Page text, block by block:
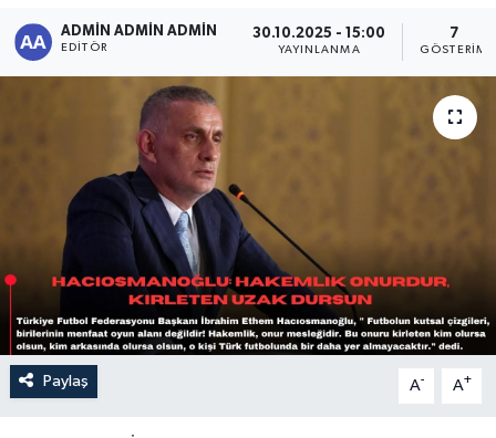
ADMİN ADMİN ADMİN
EDITÖR
30.10.2025 - 15:00
YAYINLANMA
7
GÖSTERIM
Paylaş A- A+
Türkiye